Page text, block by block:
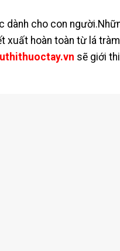
cho con
hoàn toàn từ lá
sẽ giới